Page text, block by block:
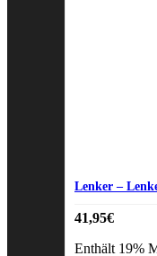
Lenker –
41,95€
Enthält 19%